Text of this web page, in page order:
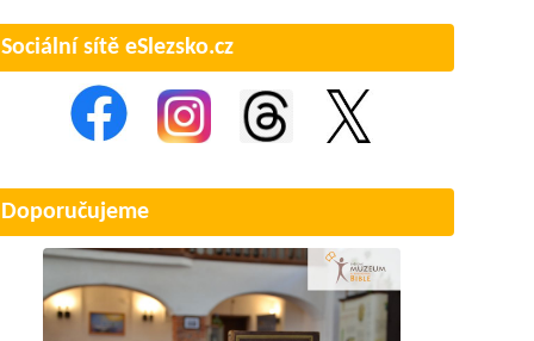
Sociální sítě eSlezsko.cz
Doporučujeme